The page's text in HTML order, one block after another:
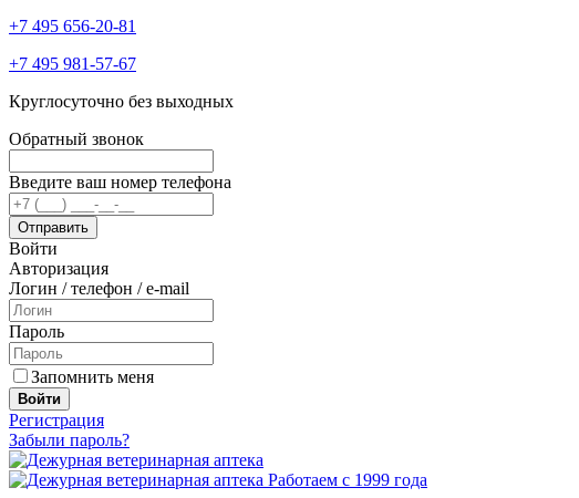
+7 495 656-20-81
+7 495 981-57-67
Круглосуточно без выходных
Обратный звонок
Введите ваш номер телефона
Войти
Авторизация
Логин / телефон / e-mail
Пароль
Запомнить меня
Войти
Регистрация
Забыли пароль?
Работаем с 1999 года